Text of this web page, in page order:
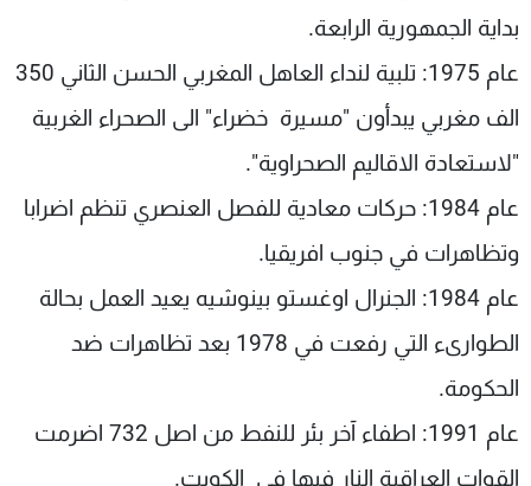
بداية الجمهورية الرابعة.
عام 1975: تلبية لنداء العاهل المغربي الحسن الثاني 350
الف مغربي يبدأون "مسيرة خضراء" الى الصحراء الغربية
"لاستعادة الاقاليم الصحراوية".
عام 1984: حركات معادية للفصل العنصري تنظم اضرابا
وتظاهرات في جنوب افريقيا.
عام 1984: الجنرال اوغستو بينوشيه يعيد العمل بحالة
الطوارىء التي رفعت في 1978 بعد تظاهرات ضد
الحكومة.
عام 1991: اطفاء آخر بئر للنفط من اصل 732 اضرمت
القوات العراقية النار فيها في الكويت.